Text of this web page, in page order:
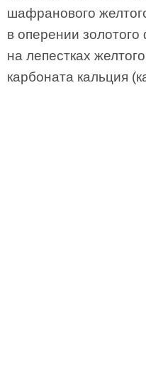
шафранового
в оперении
на лепестках
карбоната кальция